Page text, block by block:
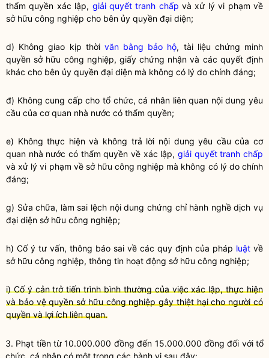
thẩmquyền xác lập, giải quyết tranh chấp và xử lý vi phạm về
sở hữu công nghiệp cho bên ủy quyền đại diện;
d) Không giao kịp thời văn bằng bảo hộ, tài liệu chứng minh
quyền sở hữu công nghiệp, giấy chứng nhận và các quyết định
khác cho bên ủy quyền đại diện mà không có lý do chính đáng;
đ) Không cung cấp cho tổ chức, cá nhân liên quan nội dung yêu
cầu của cơ quan nhà nước có thẩm quyền;
e) Không thực hiện và không trả lời nội dung yêu cầu của cơ
quan nhà nước có thẩmquyền về xác lập,giải quyết tranh chấp
và xử lý vi phạm về sở hữu công nghiệp mà không có lý do chính
đáng;
g) Sửa chữa, làm sai lệch nội dung chứng chỉ hành nghềdịch vụ
đại diện sở hữu công nghiệp;
h) Cố ý tư vấn, thông báo sai về các quy định của pháp luật về
sở hữu công nghiệp, thông tin hoạt động sở hữu công nghiệp;
i) Cố ý cản trở tiến trình bình thường của việc xác lập, thực hiện
và bảo vệ quyền sở hữu công nghiệp gây thiệt hại cho người có
quyền và lợi ích liên quan.
3. Phạt tiền từ 10.000.000 đồng đến 15.000.000 đồng đối với tổ
chức, cá nhân có một trong các hành vi sau đây: